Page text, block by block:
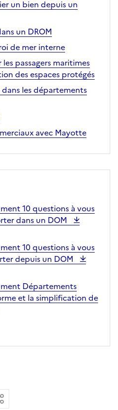
un bien depuis un
un DROM
de mer interne
passagers maritimes
des espaces protégés
les départements
avec Mayotte
10 questions à vous
dans un DOM
10 questions à vous
depuis un DOM
Départements
et la simplification de
le lien